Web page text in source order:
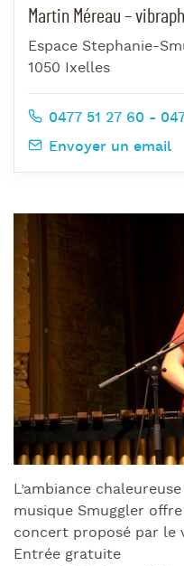
L’ambiance
musique Smuggler
concert proposé par le
Entrée gratuite
Martin Méreau –
Espace Stephanie-
1050 Ixelles
0477 51 27 60 -
Envoyer un email